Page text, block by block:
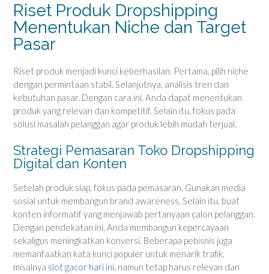
Riset Produk Dropshipping
Menentukan Niche dan Target
Pasar
Riset produk menjadi kunci keberhasilan. Pertama, pilih niche
dengan permintaan stabil. Selanjutnya, analisis tren dan
kebutuhan pasar. Dengan cara ini, Anda dapat menentukan
produk yang relevan dan kompetitif. Selain itu, fokus pada
solusi masalah pelanggan agar produk lebih mudah terjual.
Strategi Pemasaran Toko Dropshipping
Digital dan Konten
Setelah produk siap, fokus pada pemasaran. Gunakan media
sosial untuk membangun brand awareness. Selain itu, buat
konten informatif yang menjawab pertanyaan calon pelanggan.
Dengan pendekatan ini, Anda membangun kepercayaan
sekaligus meningkatkan konversi. Beberapa pebisnis juga
memanfaatkan kata kunci populer untuk menarik trafik,
misalnya slot gacor hari ini, namun tetap harus relevan dan